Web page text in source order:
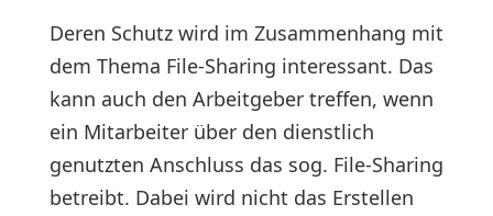
Deren Schutz wird im Zusammenhang mit
dem Thema File-Sharing interessant. Das
kann auch den Arbeitgeber treffen, wenn
ein Mitarbeiter über den dienstlich
genutzten Anschluss das sog. File-Sharing
betreibt. Dabei wird nicht das Erstellen